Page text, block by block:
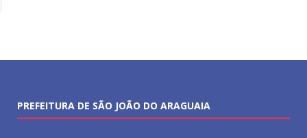
PREFEITURA DE SÃO JOÃO DO ARAGUAIA